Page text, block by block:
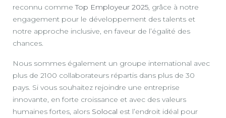
reconnu commeTop Employeur 2025, grâce à notre
engagement pour le développement des talents et
notre approche inclusive, en faveur de l’égalité des
chances.
Nous sommes également un groupe international avec
plus de 2100 collaborateurs répartis dans plus de 30
pays. Si vous souhaitez rejoindre une entreprise
innovante, en forte croissance et avec des valeurs
humaines fortes, alors Solocal est l’endroit idéal pour